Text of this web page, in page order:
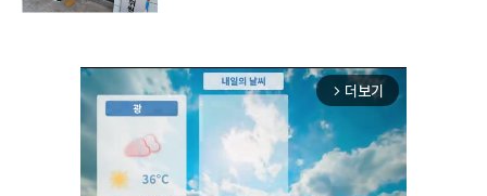
arrow_forward_ios 더보기